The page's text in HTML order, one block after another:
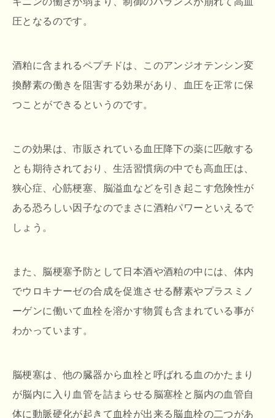
圧となるのです。
酒粕に含まれるペプチドは、このアンジオテンシン変
換酵素の働きを阻害する効果があり、血圧を正常に保
つことができるというのです。
この効果は、市販されている血圧降下の薬に匹敵する
とも期待されており、生活習慣病の中でも高血圧は、
狭心症、心筋梗塞、脳溢血などを引き起こす危険性が
ある恐ろしい因子なのでまさに酒粕パワーといえるで
しょう。
また、脳梗塞予防として日本酒や酒粕の中には、体内
でウロキナーゼの合成を促進させる酵素やプラスミノ
ーゲンに働いて血栓を溶かす物質も含まれている事が
わかっています。
脳梗塞は、他の臓器から血栓と呼ばれる血のかたまり
が脳内に入り血管を詰まらせる脳塞栓と脳内の血管自
体に動脈硬化が起きて血栓が出来る脳血栓の二つがあ